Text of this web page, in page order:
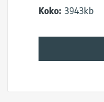
Koko: 3943kb